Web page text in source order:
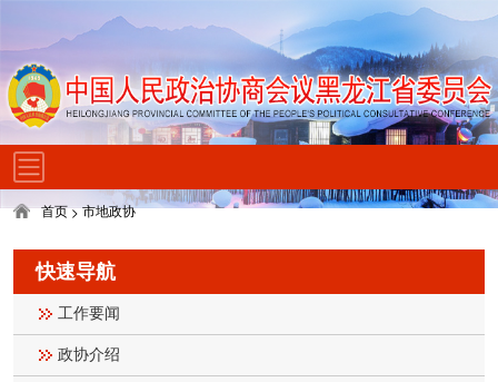
首页>市地政协
快速导航
工作要闻
政协介绍